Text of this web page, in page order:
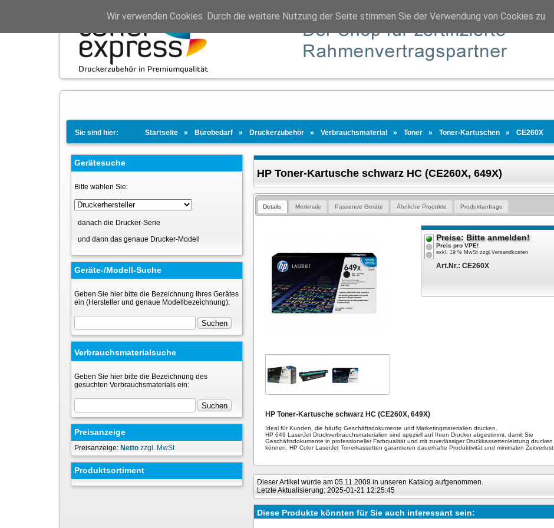
Sie sind hier: Startseite Bürobedarf Druckerzubehör Verbrauchsmaterial Toner Toner-Kartuschen CE260X
Gerätesuche
Bitte wählen Sie:
danach die Drucker-Serie
und dann das genaue Drucker-Modell
Geräte-/Modell-Suche
Geben Sie hier bitte die Bezeichnung Ihres Gerätes
ein (Hersteller und genaue Modellbezeichnung):
Verbrauchsmaterialsuche
Geben Sie hier bitte die Bezeichnung des
gesuchten Verbrauchsmaterials ein:
Preisanzeige
Preisanzeige: Netto zzgl. MwSt
Produktsortiment
HP Toner-Kartusche schwarz HC (CE260X, 649X)
Details Merkmale Passende Geräte Ähnliche Produkte Produktanfrage
Preise: Bitte anmelden!
Preis pro VPE!
exkl. 19 % MwSt zzgl.Versandkosten
Art.Nr.:CE260X
HP Toner-Kartusche schwarz HC (CE260X, 649X)
Ideal für Kunden, die häufig Geschäftsdokumente und Marketingmaterialien drucken.
HP 649 LaserJet Druckverbrauchsmaterialien sind speziell auf Ihren Drucker abgestimmt, damit Sie
Geschäftsdokumente in professioneller Farbqualität und mit zuverlässiger Druckkassettenleistung drucken
können. HP Color LaserJet Tonerkassetten garantieren dauerhafte Produktivität und minimalen Zeitverlust.
Dieser Artikel wurde am 05.11.2009 in unseren Katalog aufgenommen.
Letzte Aktualisierung: 2025-01-21 12:25:45
Diese Produkte könnten für Sie auch interessant sein:
Wir verwenden Cookies. Durch die weitere Nutzung der Seite stimmen Sie der Verwendung von Cookies zu.